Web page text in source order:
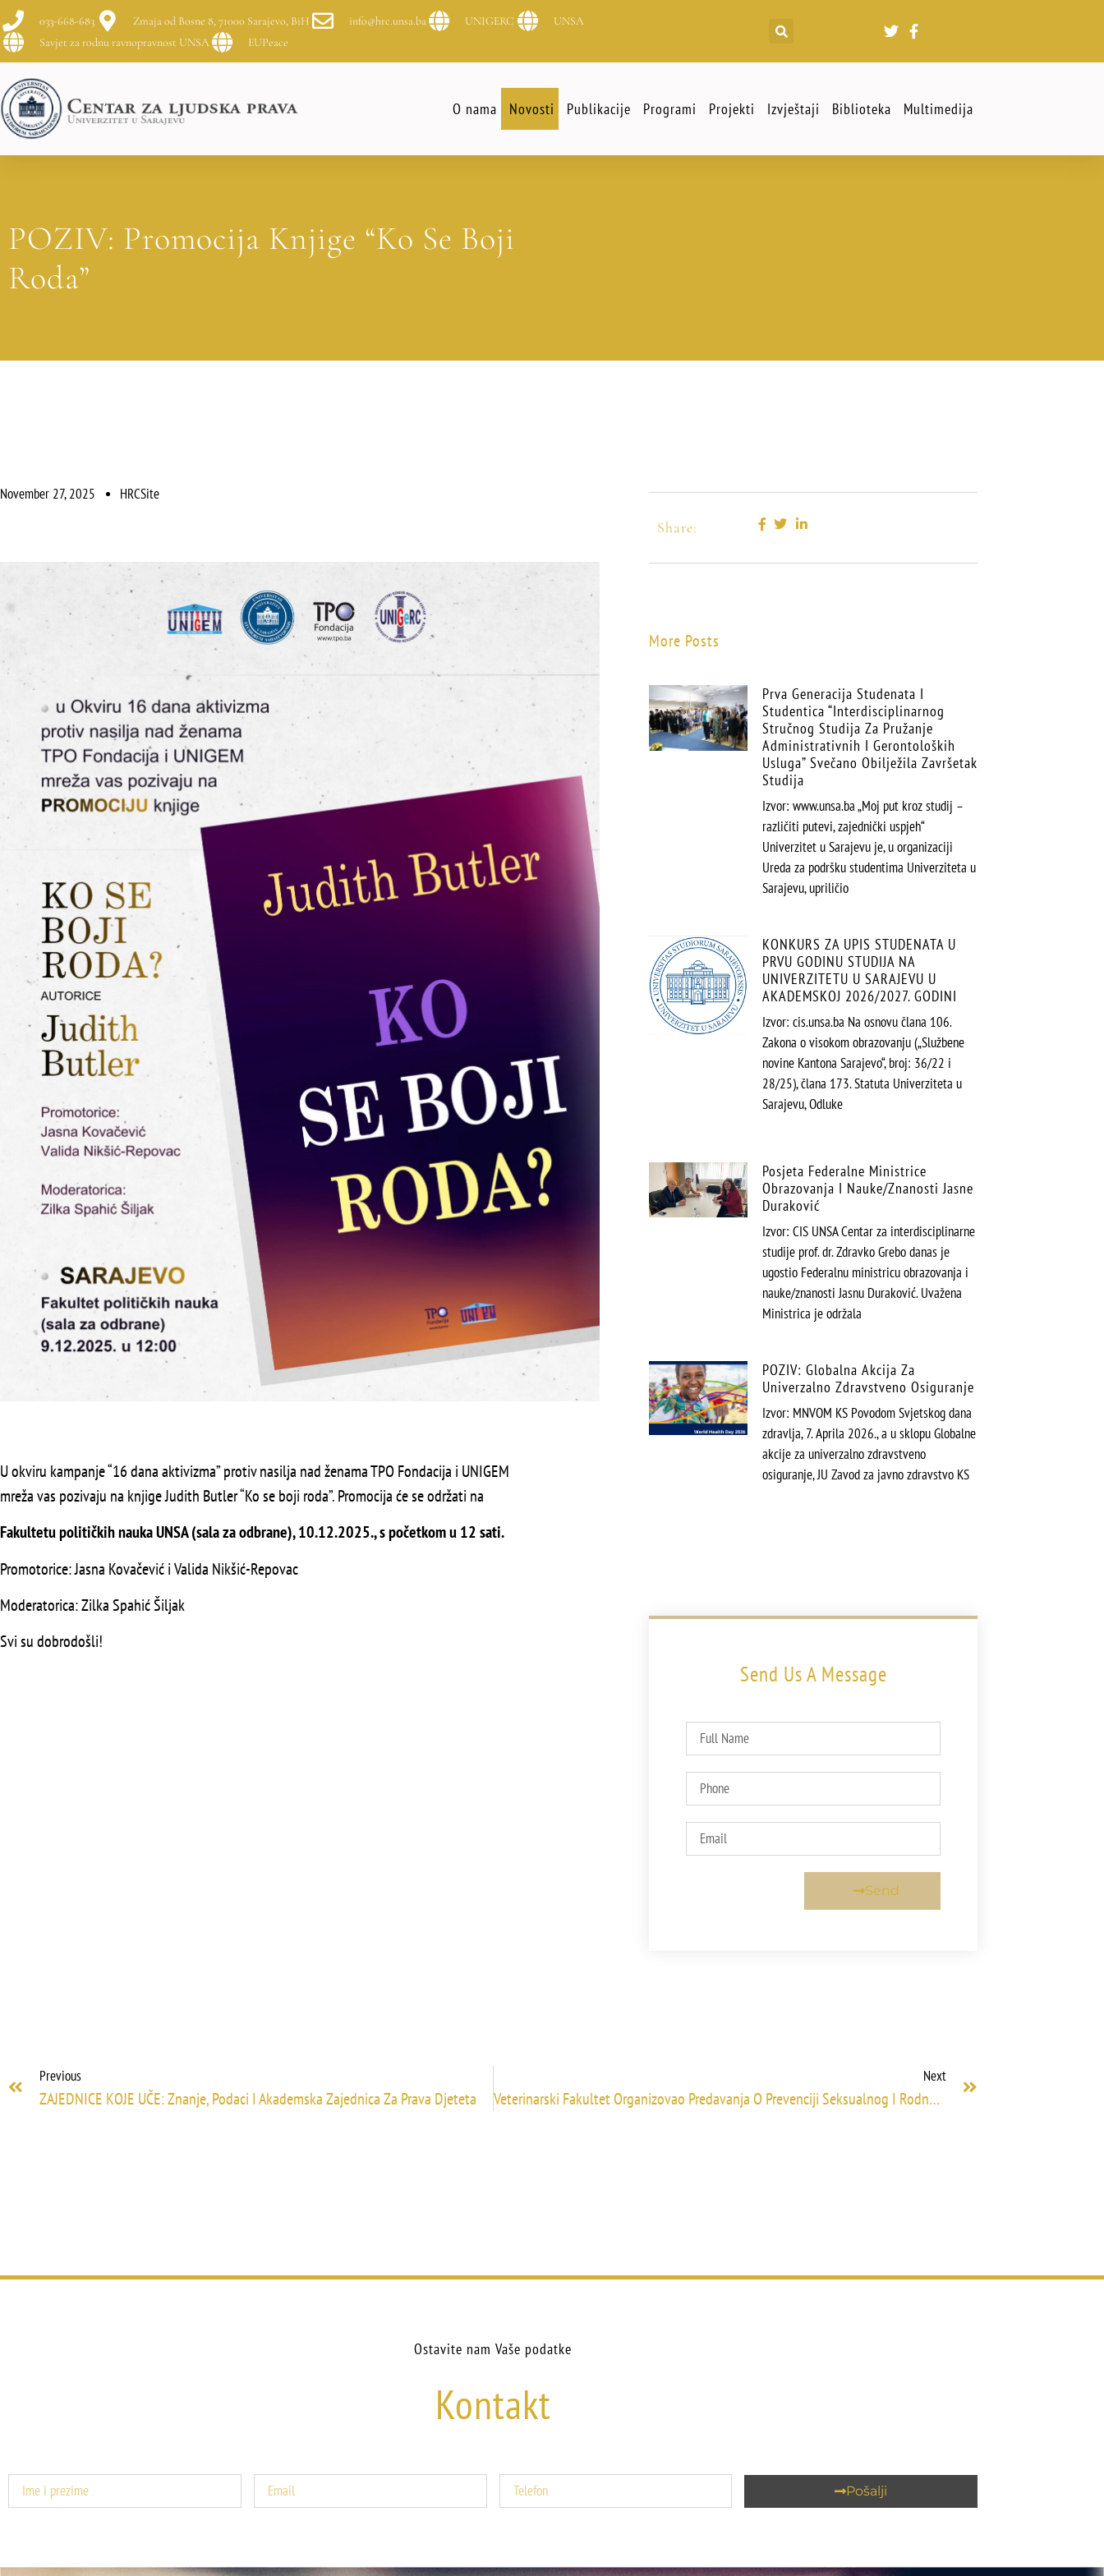
033-668-683 Zmaja od Bosne 8, 71000 Sarajevo, BiH info@hrc.unsa.ba UNIGERC
UNSA
Savjet za rodnu ravnopravnost UNSA
EUPeace
O nama Novosti Publikacije Programi Projekti Izvještaji Biblioteka Multimedija
POZIV: Promocija Knjige “Ko Se Boji
Roda”
November 27, 2025 HRCSite
U okviru kampanje “16 dana aktivizma” protiv nasilja nad ženama TPO Fondacija i UNIGEM
mreža vas pozivaju na knjige Judith Butler “Ko se boji roda”. Promocija će se održati na
Fakultetu političkih nauka UNSA (sala za odbrane), 10.12.2025., s početkom u 12 sati.
Promotorice: Jasna Kovačević i Valida Nikšić-Repovac
Moderatorica: Zilka Spahić Šiljak
Svi su dobrodošli!
Share:
More Posts
Prva Generacija Studenata I
Studentica “Interdisciplinarnog
Stručnog Studija Za Pružanje
Administrativnih I Gerontoloških
Usluga” Svečano Obilježila Završetak
Studija
Izvor: www.unsa.ba „Moj put kroz studij –
različiti putevi, zajednički uspjeh“
Univerzitet u Sarajevu je, u organizaciji
Ureda za podršku studentima Univerziteta u
Sarajevu, upriličio
KONKURS ZA UPIS STUDENATA U
PRVU GODINU STUDIJA NA
UNIVERZITETU U SARAJEVU U
AKADEMSKOJ 2026/2027. GODINI
Izvor: cis.unsa.ba Na osnovu člana 106.
Zakona o visokom obrazovanju („Službene
novine Kantona Sarajevo“, broj: 36/22 i
28/25), člana 173. Statuta Univerziteta u
Sarajevu, Odluke
Posjeta Federalne Ministrice
Obrazovanja I Nauke/znanosti Jasne
Duraković
Izvor: CIS UNSA Centar za interdisciplinarne
studije prof. dr. Zdravko Grebo danas je
ugostio Federalnu ministricu obrazovanja i
nauke/znanosti Jasnu Duraković. Uvažena
Ministrica je održala
POZIV: Globalna Akcija Za
Univerzalno Zdravstveno Osiguranje
Izvor: MNVOM KS Povodom Svjetskog dana
zdravlja, 7. Aprila 2026., a u sklopu Globalne
akcije za univerzalno zdravstveno
osiguranje, JU Zavod za javno zdravstvo KS
Send Us A Message
Send
Previous
ZAJEDNICE KOJE UČE: Znanje, Podaci I Akademska Zajednica Za Prava Djeteta
Next
Veterinarski Fakultet Organizovao Predavanja O Prevenciji Seksualnog I Rodno Zasnovanog Uznemiravanja
Ostavite nam Vaše podatke
Kontakt
Pošalji